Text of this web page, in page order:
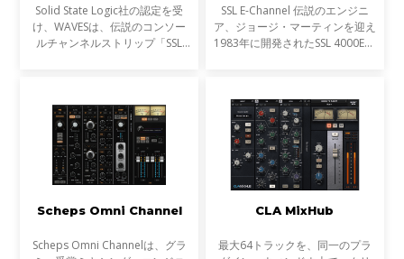
Solid State Logic社の認定を受
け、WAVESは、伝説のコンソー
ルチャンネルストリップ「SSL
マイクプリとライン入力を再現す
る新しい機能により、SSL EV2は
新しいレベルのアナログの深みと
ディテールを提供。時代を超越し
たSSLサウンドをさらに高めま
す。
SSL E-Channel 伝説のエンジニ
ア、ジョージ・マーティンを迎え
1983年に開発されたSSL 4000Eコ
Scheps Omni Channel
Scheps Omni Channelは、グラ
CLA MixHub
最大64トラックを、同一のプラ